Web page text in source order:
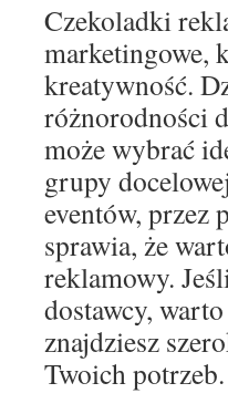
Czekoladki
marketingowe,
kreatywność.
różnorodności
może wybrać
grupy
eventów, przez
sprawia, że
reklamowy.
dostawcy,
znajdziesz
Twoich potrzeb.